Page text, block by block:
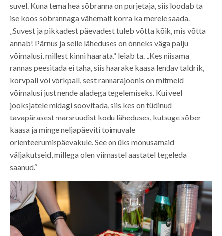
suvel. Kuna tema hea sõbranna on purjetaja, siis loodab ta
ise koos sõbrannaga vähemalt korra ka merele saada.
„Suvest ja pikkadest päevadest tuleb võtta kõik, mis võtta
annab! Pärnus ja selle läheduses on õnneks väga palju
võimalusi, millest kinni haarata,“ leiab ta. „Kes niisama
rannas peesitada ei taha, siis haarake kaasa lendav taldrik,
korvpall või võrkpall, sest rannarajoonis on mitmeid
võimalusi just nende aladega tegelemiseks. Kui veel
jooksjatele midagi soovitada, siis kes on tüdinud
tavapärasest marsruudist kodu läheduses, kutsuge sõber
kaasa ja minge neljapäeviti toimuvale
orienteerumispäevakule. See on üks mõnusamaid
väljakutseid, millega olen viimastel aastatel tegeleda
saanud.“